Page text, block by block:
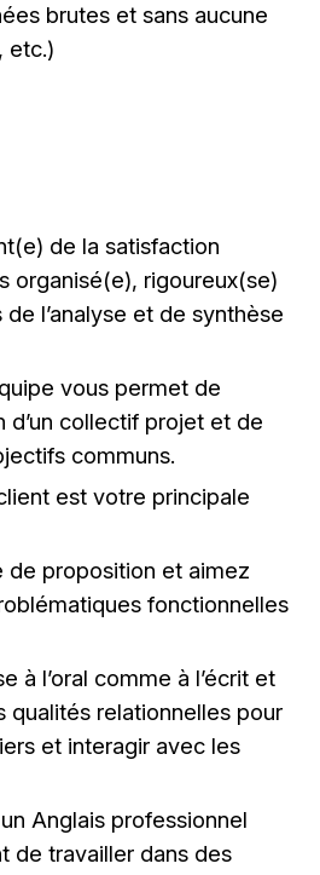
brutes et sans aucune
etc.)
de la satisfaction
organisé(e), rigoureux(se)
l’analyse et de synthèse
vous permet de
d’un collectif projet et de
communs.
est votre principale
de proposition et aimez
fonctionnelles
à l’oral comme à l’écrit et
qualités relationnelles pour
et interagir avec les
Anglais professionnel
de travailler dans des